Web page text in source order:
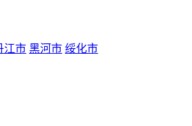
江市 黑河市 绥化市